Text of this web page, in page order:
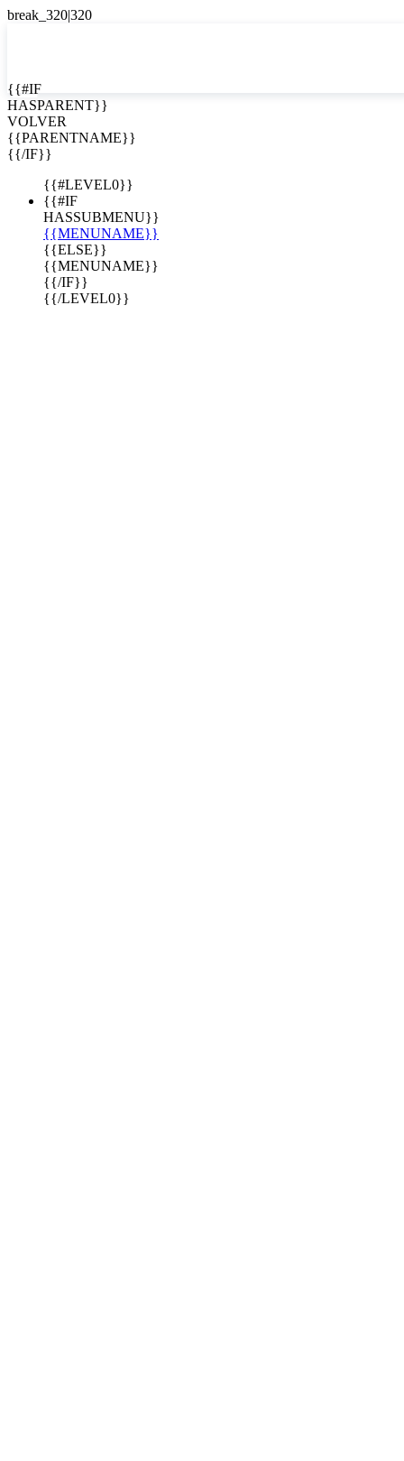

EN
ES
{{#IF
HASPARENT}}
VOLVER
{{PARENTNAME}}
{{/IF}}
{{#LEVEL0}}
{{#IF
HASSUBMENU}}
{{MENUNAME}}
{{ELSE}}
{{MENUNAME}}
{{/IF}}
{{/LEVEL0}}